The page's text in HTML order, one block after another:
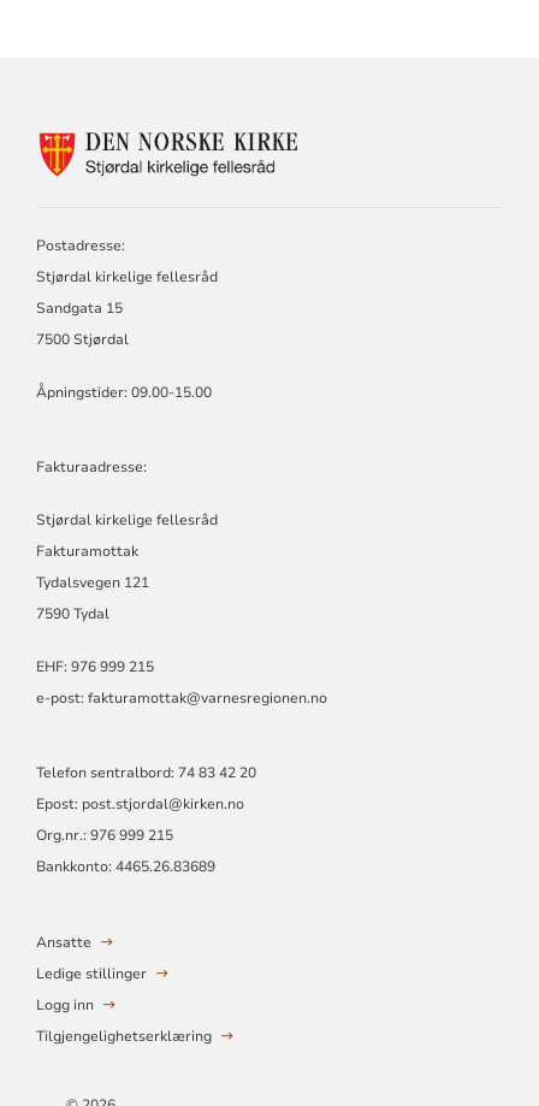
Postadresse:
Stjørdal kirkelige fellesråd
Sandgata 15
7500 Stjørdal
Åpningstider: 09.00-15.00
Fakturaadresse:
Stjørdal kirkelige fellesråd
Fakturamottak
Tydalsvegen 121
7590 Tydal
EHF: 976 999 215
e-post: fakturamottak@varnesregionen.no
Telefon sentralbord: 74 83 42 20
Epost: post.stjordal@kirken.no
Org.nr.: 976 999 215
Bankkonto: 4465.26.83689
Ansatte
Ledige stillinger
Logg inn
Tilgjengelighetserklæring